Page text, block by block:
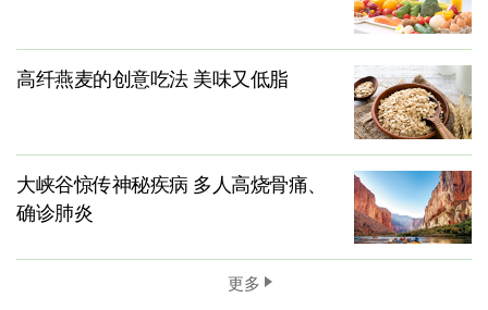
高纤燕麦的创意吃法 美味又低脂
大峡谷惊传神秘疾病 多人高烧骨痛、
确诊肺炎
更多